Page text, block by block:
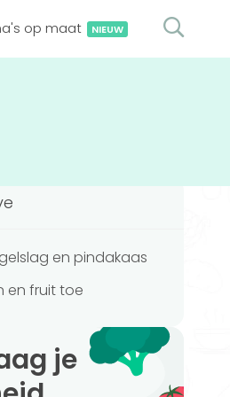
op maat NIEUW
en pindakaas
en fruit toe